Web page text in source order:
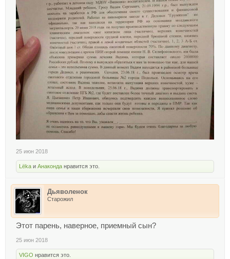
25 июн 2018
Lёka и Анаконда нравится это.
Дьяволенок
Старожил
Этот парень, наверное, приемный сын?
25 июн 2018
VIGO нравится это.